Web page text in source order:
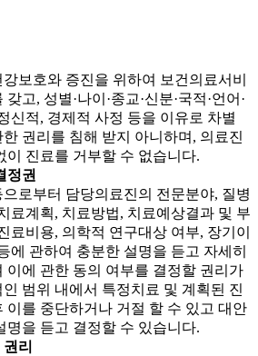
보호와 증진을 위하여 보건의료서비
고, 성별·나이·종교·신분·국적·언어·
신적, 경제적 사정 등을 이유로 차별
권리를 침해 받지 아니하며, 의료진
이 진료를 거부할 수 없습니다.
정권
로부터 담당의료진의 전문분야, 질병
료계획, 치료방법, 치료예상결과 및 부
료비용, 의학적 연구대상 여부, 장기이
에 관하여 충분한 설명을 듣고 자세히
이에 관한 동의 여부를 결정할 권리가
범위 내에서 특정치료 및 계획된 진
이를 중단하거나 거절 할 수 있고 대안
명을 듣고 결정할 수 있습니다.
리